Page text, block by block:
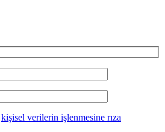
kişisel verilerin işlenmesine rıza